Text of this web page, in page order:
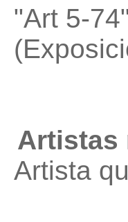
"Art 5-
Artistas
Artista